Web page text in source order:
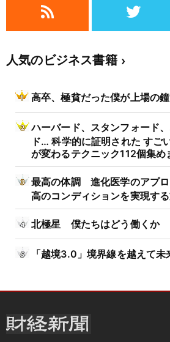
人気のビジネス書籍
高卒、極貧だった僕が上場の
ハーバード、スタンフォード
ド… 科学的に証明された すご
が変わるテクニック112個集め
最高の体調 進化医学のアプ
高のコンディションを実現す
北極星 僕たちはどう働くか
「越境3.0」境界線を越えて